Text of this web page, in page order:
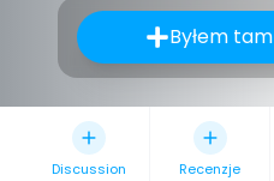
Byłem tam
Discussion Recenzje